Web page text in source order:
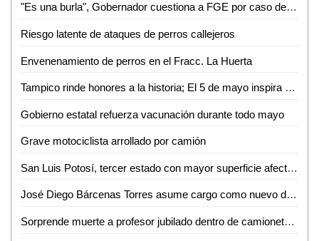
"Es una burla", Gobernador cuestiona a FGE por caso de exfuncionario bajo arresto domiciliario
Riesgo latente de ataques de perros callejeros
Envenenamiento de perros en el Fracc. La Huerta
Tampico rinde honores a la historia; El 5 de mayo inspira el trabajo por la ciudad
Gobierno estatal refuerza vacunación durante todo mayo
Grave motociclista arrollado por camión
San Luis Potosí, tercer estado con mayor superficie afectada por incendios forestales
José Diego Bárcenas Torres asume cargo como nuevo director del Tec de Valles
Sorprende muerte a profesor jubilado dentro de camioneta en Aquismón